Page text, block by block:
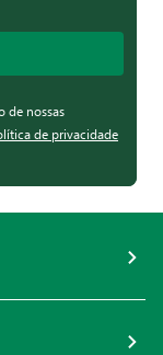
de nossas
de privacidade